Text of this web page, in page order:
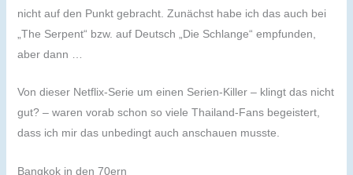
nicht auf den Punkt gebracht. Zunächst habe ich das auch bei
„The Serpent“ bzw. auf Deutsch „Die Schlange“ empfunden,
aber dann …
Von dieser Netflix-Serie um einen Serien-Killer – klingt das nicht
gut? – waren vorab schon so viele Thailand-Fans begeistert,
dass ich mir das unbedingt auch anschauen musste.
Bangkok in den 70ern